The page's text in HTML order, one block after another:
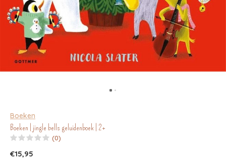
Boeken
Boeken | jingle bells geluidenboek | 2+
(0)
€15,95